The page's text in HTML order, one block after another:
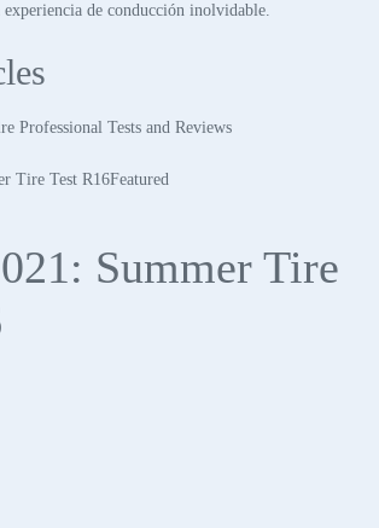
de conducción inolvidable.
Professional Tests and Reviews
Featured
Summer Tire